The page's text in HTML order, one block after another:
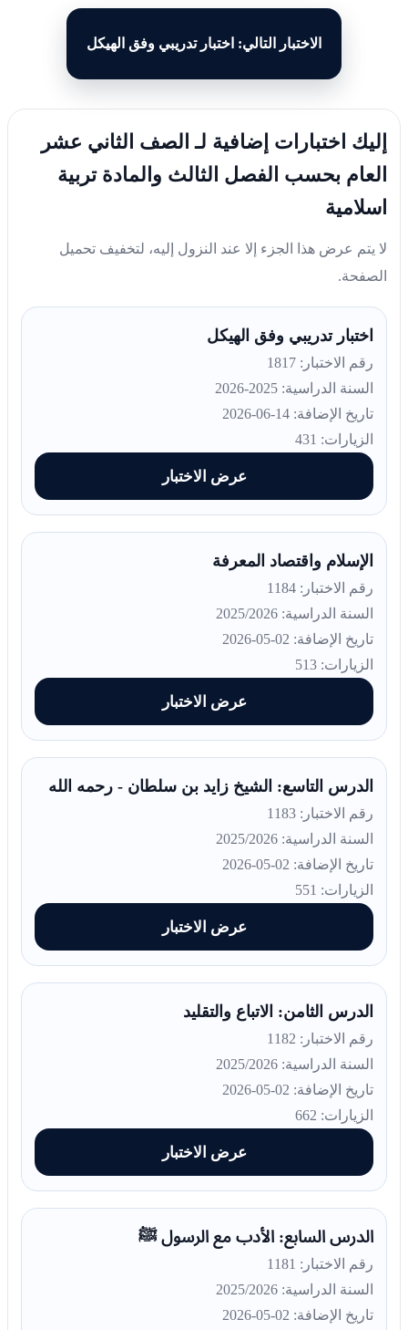
الاختبار التالي: اختبار تدريبي وفق الهيكل
إليك اختبارات إضافية لـ الصف الثاني عشر
العام بحسب الفصل الثالث والمادة تربية
اسلامية
لا يتم عرض هذا الجزء إلا عند النزول إليه، لتخفيف تحميل
الصفحة.
اختبار تدريبي وفق الهيكل
رقم الاختبار: 1817
السنة الدراسية: 2025-2026
تاريخ الإضافة: 14-06-2026
الزيارات: 431
عرض الاختبار
الإسلام واقتصاد المعرفة
رقم الاختبار: 1184
السنة الدراسية: 2025/2026
تاريخ الإضافة: 02-05-2026
الزيارات: 513
عرض الاختبار
الدرس التاسع: الشيخ زايد بن سلطان - رحمه الله
رقم الاختبار: 1183
السنة الدراسية: 2025/2026
تاريخ الإضافة: 02-05-2026
الزيارات: 551
عرض الاختبار
الدرس الثامن: الاتباع والتقليد
رقم الاختبار: 1182
السنة الدراسية: 2025/2026
تاريخ الإضافة: 02-05-2026
الزيارات: 662
عرض الاختبار
الدرس السابع: الأدب مع الرسول ﷺ
رقم الاختبار: 1181
السنة الدراسية: 2025/2026
تاريخ الإضافة: 02-05-2026